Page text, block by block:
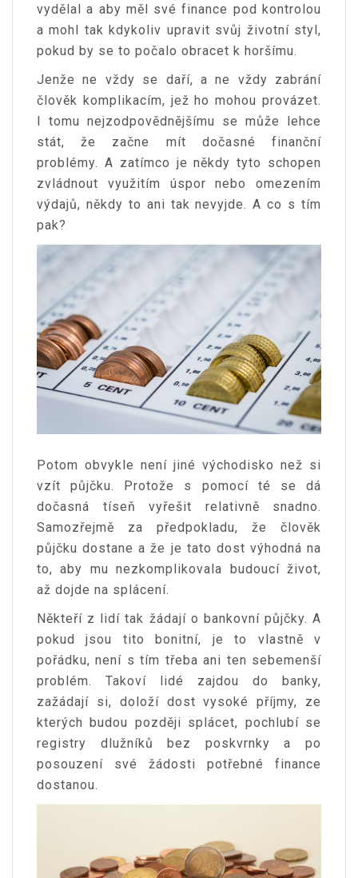
vydělal a aby měl své finance pod kontrolou
a mohl tak kdykoliv upravit svůj životní styl,
pokud by se to počalo obracet k horšímu.
Jenže ne vždy se daří, a ne vždy zabrání
člověk komplikacím, jež ho mohou provázet.
I tomu nejzodpovědnějšímu se může lehce
stát, že začne mít dočasné finanční
problémy. A zatímco je někdy tyto schopen
zvládnout využitím úspor nebo omezením
výdajů, někdy to ani tak nevyjde. A co s tím
pak?
Potom obvykle není jiné východisko než si
vzít půjčku. Protože s pomocí té se dá
dočasná tíseň vyřešit relativně snadno.
Samozřejmě za předpokladu, že člověk
půjčku dostane a že je tato dost výhodná na
to, aby mu nezkomplikovala budoucí život,
až dojde na splácení.
Někteří z lidí tak žádají o bankovní půjčky. A
pokud jsou tito bonitní, je to vlastně v
pořádku, není s tím třeba ani ten sebemenší
problém. Takoví lidé zajdou do banky,
zažádají si, doloží dost vysoké příjmy, ze
kterých budou později splácet, pochlubí se
registry dlužníků bez poskvrnky a po
posouzení své žádosti potřebné finance
dostanou.